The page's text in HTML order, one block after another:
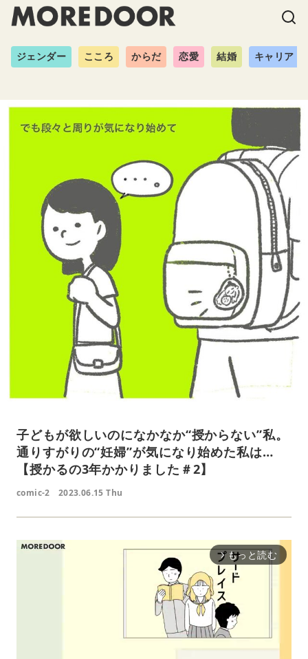
ジェンダー こころ からだ 恋愛 結婚 キャリア
子どもが欲しいのになかなか“授からない”私。
通りすがりの“妊婦”が気になり始めた私は…
【授かるの3年かかりました＃2】
comic-2 2023.06.15 Thu
arrow_forward_ios もっと読む